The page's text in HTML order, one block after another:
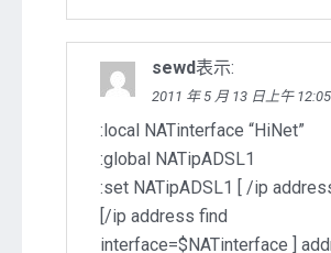
sewd表示:
2011 年 5 月 13 日上午 12:05
:local NATinterface “HiNet”
:global NATipADSL1
:set NATipADSL1 [ /ip
[/ip address find
interface=$NATinterface ]